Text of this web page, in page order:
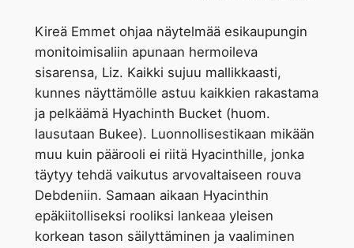
Kireä Emmet ohjaa näytelmää esikaupungin
monitoimisaliin apunaan hermoileva
sisarensa, Liz. Kaikki sujuu mallikkaasti,
kunnes näyttämölle astuu kaikkien rakastama
ja pelkäämä Hyachinth Bucket (huom.
lausutaan Bukee). Luonnollisestikaan mikään
muu kuin päärooli ei riitä Hyacinthille, jonka
täytyy tehdä vaikutus arvovaltaiseen rouva
Debdeniin. Samaan aikaan Hyacinthin
epäkiitolliseksi rooliksi lankeaa yleisen
korkean tason säilyttäminen ja vaaliminen